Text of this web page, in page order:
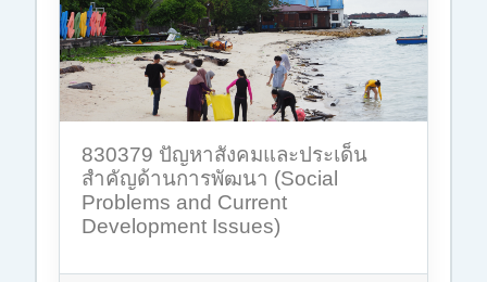
830379 ปัญหาสังคมและประเด็น
สำคัญด้านการพัฒนา (Social
Problems and Current
Development Issues)